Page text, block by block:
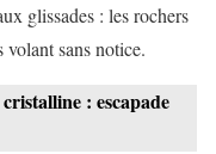
glissades : les rochers
volant sans notice.
: escapade